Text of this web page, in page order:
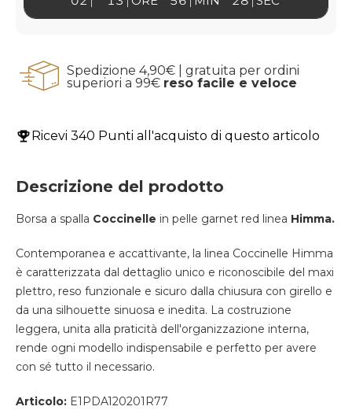
Spedizione 4,90€ | gratuita per ordini
superiori a 99€ reso facile e veloce
Ricevi 340 Punti all'acquisto di questo articolo
Descrizione del prodotto
Borsa a spalla Coccinelle in pelle garnet red linea Himma.
Contemporanea e accattivante, la linea Coccinelle Himma
è caratterizzata dal dettaglio unico e riconoscibile del maxi
plettro, reso funzionale e sicuro dalla chiusura con girello e
da una silhouette sinuosa e inedita. La costruzione
leggera, unita alla praticità dell'organizzazione interna,
rende ogni modello indispensabile e perfetto per avere
con sé tutto il necessario.
Articolo: E1PDA120201R77